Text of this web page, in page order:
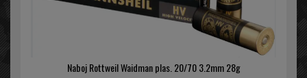
Naboj Rottweil Waidman plas. 20/70 3.2mm 28g